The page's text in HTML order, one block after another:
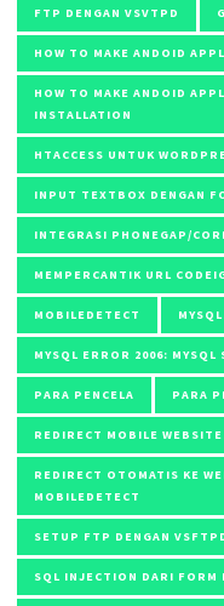
FTP DENGAN VSVTPD
HOW TO MAKE ANDOID
HOW TO MAKE ANDOID
INSTALLATION
HTACCESS UNTUK
INPUT TEXTBOX DENGAN
INTEGRASI PHONEGAP/
MEMPERCANTIK URL
MOBILEDETECT MYSQL
MYSQL ERROR 2006: MYSQL
PARA PENCELA PARA
REDIRECT MOBILE
REDIRECT OTOMATIS KE
MOBILEDETECT
SETUP FTP DENGAN
SQL INJECTION DARI FORM